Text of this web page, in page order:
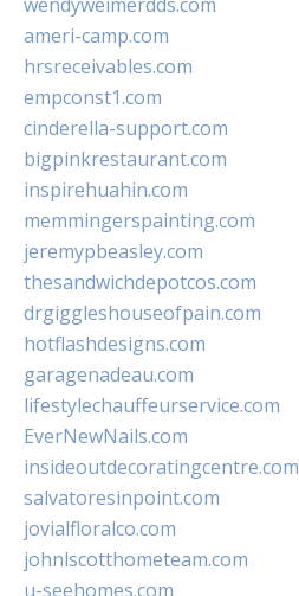
ameri-camp.com
hrsreceivables.com
empconst1.com
cinderella-support.com
bigpinkrestaurant.com
inspirehuahin.com
memmingerspainting.com
jeremypbeasley.com
thesandwichdepotcos.com
drgiggleshouseofpain.com
hotflashdesigns.com
garagenadeau.com
lifestylechauffeurservice.com
EverNewNails.com
insideoutdecoratingcentre.com
salvatoresinpoint.com
jovialfloralco.com
johnlscotthometeam.com
u-seehomes.com